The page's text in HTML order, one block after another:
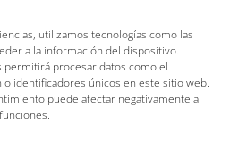
utilizamos tecnologías como las
a la información del dispositivo.
permitirá procesar datos como el
identificadores únicos en este sitio web.
puede afectar negativamente a